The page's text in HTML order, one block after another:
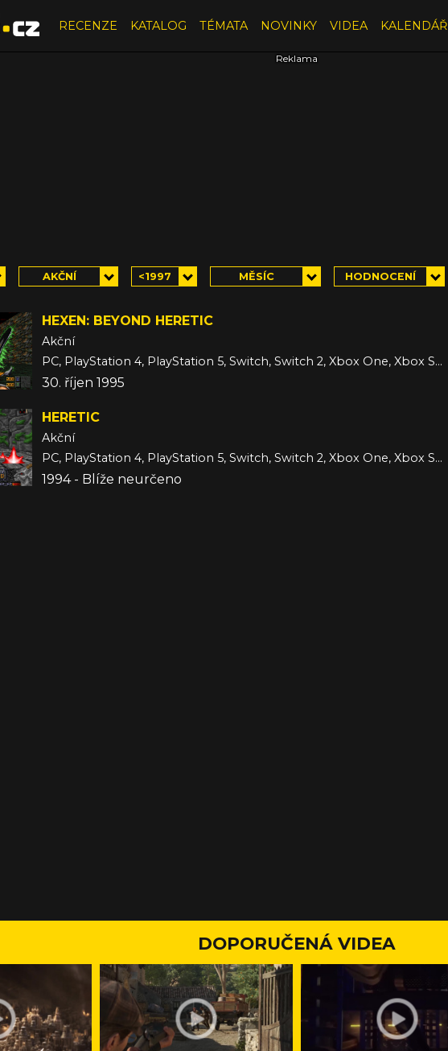
RECENZE KATALOG TÉMATA NOVINKY VIDEA KALENDÁŘ
AKČNÍ <1997 MĚSÍC HODNOCENÍ
HEXEN: BEYOND HERETIC
Akční
PC, PlayStation 4, PlayStation 5, Switch, Switch 2, Xbox One, Xbox Series
30. říjen 1995
HERETIC
Akční
PC, PlayStation 4, PlayStation 5, Switch, Switch 2, Xbox One, Xbox Series
1994 - Blíže neurčeno
DOPORUČENÁ VIDEA